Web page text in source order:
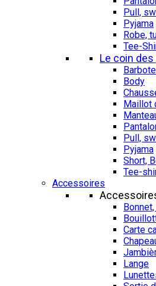
Pull,
Pyjama
Robe,
Tee-
Le coin
Body
Maillot
Pull,
Pyjama
Short,
Tee-
Accessoires
Carte
Lange